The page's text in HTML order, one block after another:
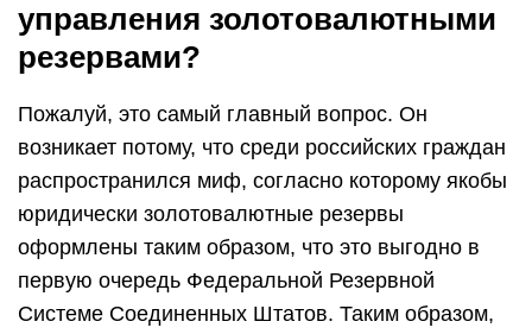
управления золотовалютными
резервами?
Пожалуй, это самый главный вопрос. Он
возникает потому, что среди российских граждан
распространился миф, согласно которому якобы
юридически золотовалютные резервы
оформлены таким образом, что это выгодно в
первую очередь Федеральной Резервной
Системе Соединенных Штатов. Таким образом,